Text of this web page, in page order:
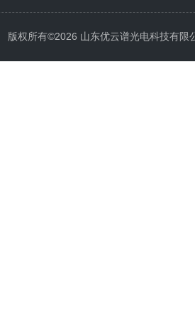
版权所有©2026 山东优云谱光电科技有